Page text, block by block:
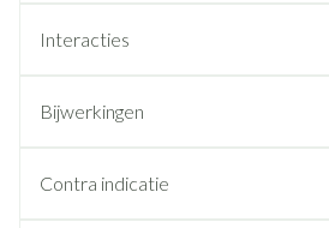
Interacties
Bijwerkingen
Contra indicatie